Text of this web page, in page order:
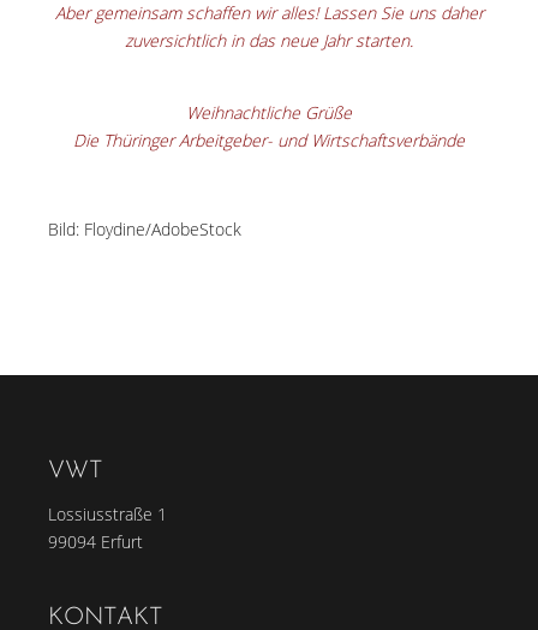
Aber gemeinsam schaffen wir alles! Lassen Sie uns daher
zuversichtlich in das neue Jahr starten.
Weihnachtliche Grüße
Die Thüringer Arbeitgeber- und Wirtschaftsverbände
Bild: Floydine/AdobeStock
VWT
Lossiusstraße 1
99094 Erfurt
KONTAKT